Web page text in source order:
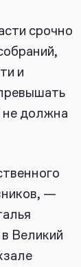
срочно
и
не должна
—
Великий